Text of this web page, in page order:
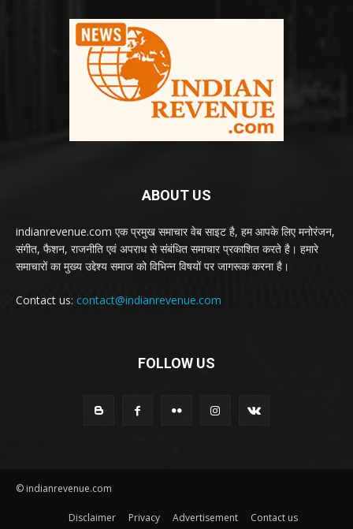
ABOUT US
indianrevenue.com एक प्रमुख समाचार वेब साइट है, हम आपके लिए मनोरंजन,
संगीत, फैशन, राजनीति एवं अपराध से संबंधित समाचार प्रकाशित करते है। हमारे
समाचारों का मुख्य उद्देश्य समाज को विभिन्न विषयों पर जागरूक करना है।
Contact us: contact@indianrevenue.com
FOLLOW US
© indianrevenue.com
Disclaimer Privacy Advertisement Contact us